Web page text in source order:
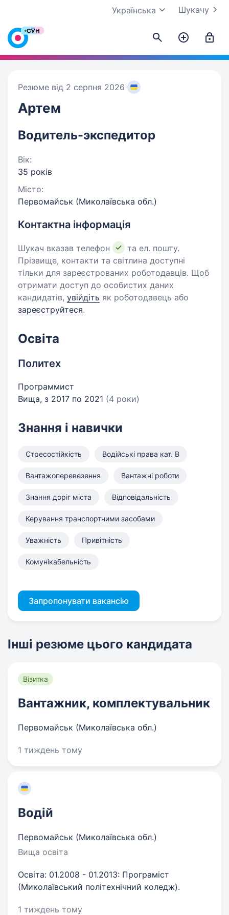
Шукачу
Українська
Резюме від 2 серпня 2026
Артем
Водитель-экспедитор
Вік:
35 років
Місто:
Первомайськ (Миколаївська обл.)
Контактна інформація
Шукач вказав телефон
та ел. пошту.
Прізвище, контакти та світлина доступні
тільки для зареєстрованих роботодавців. Щоб
отримати доступ до особистих даних
кандидатів, увійдіть як роботодавець або
зареєструйтеся.
Освіта
Политех
Программист
Вища, з 2017 по 2021 (4 роки)
Знання і навички
Стресостійкість Водійські права кат. B
Вантажоперевезення Вантажні роботи
Знання доріг міста Відповідальність
Керування транспортними засобами
Уважність Привітність
Комунікабельність
Запропонувати вакансію
Інші резюме цього кандидата
Візитка
Вантажник, комплектувальник
Первомайськ (Миколаївська обл.)
1 тиждень тому
Водій
Первомайськ (Миколаївська обл.)
Вища освіта
Освіта: 01.2008 - 01.2013: Програміст
(Миколаївський політехнічний коледж).
1 тиждень тому